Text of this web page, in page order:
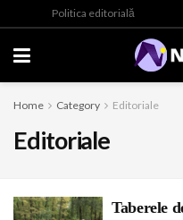
Politica editorială
Home Category Editoriale
Editoriale
Taberele